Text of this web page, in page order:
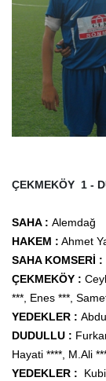
ÇEKMEKÖY 1 -
SAHA : Alemdağ
HAKEM : Ahmet
SAHA KOMSERİ :
ÇEKMEKÖY :
***, Enes ***,
YEDEKLER :
DUDULLU :
Hayati ****, M.Ali
YEDEKLER :